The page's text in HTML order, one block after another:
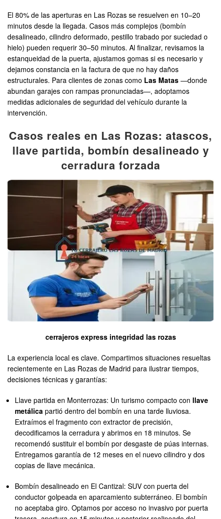
El 80% de las aperturas en Las Rozas se resuelven en 10–20
minutos desde la llegada. Casos más complejos (bombín
desalineado, cilindro deformado, pestillo trabado por suciedad o
hielo) pueden requerir 30–50 minutos. Al finalizar, revisamos la
estanqueidad de la puerta, ajustamos gomas si es necesario y
dejamos constancia en la factura de que no hay daños
estructurales. Para clientes de zonas como Las Matas —donde
abundan garajes con rampas pronunciadas—, adoptamos
medidas adicionales de seguridad del vehículo durante la
intervención.
Casos reales en Las Rozas: atascos,
llave partida, bombín desalineado y
cerradura forzada
cerrajeros express integridad las rozas
La experiencia local es clave. Compartimos situaciones resueltas
recientemente en Las Rozas de Madrid para ilustrar tiempos,
decisiones técnicas y garantías:
Llave partida en Monterrozas: Un turismo compacto con llave
metálica partió dentro del bombín en una tarde lluviosa.
Extraímos el fragmento con extractor de precisión,
decodificamos la cerradura y abrimos en 18 minutos. Se
recomendó sustituir el bombín por desgaste de púas internas.
Entregamos garantía de 12 meses en el nuevo cilindro y dos
copias de llave mecánica.
Bombín desalineado en El Cantizal: SUV con puerta del
conductor golpeada en aparcamiento subterráneo. El bombín
no aceptaba giro. Optamos por acceso no invasivo por puerta